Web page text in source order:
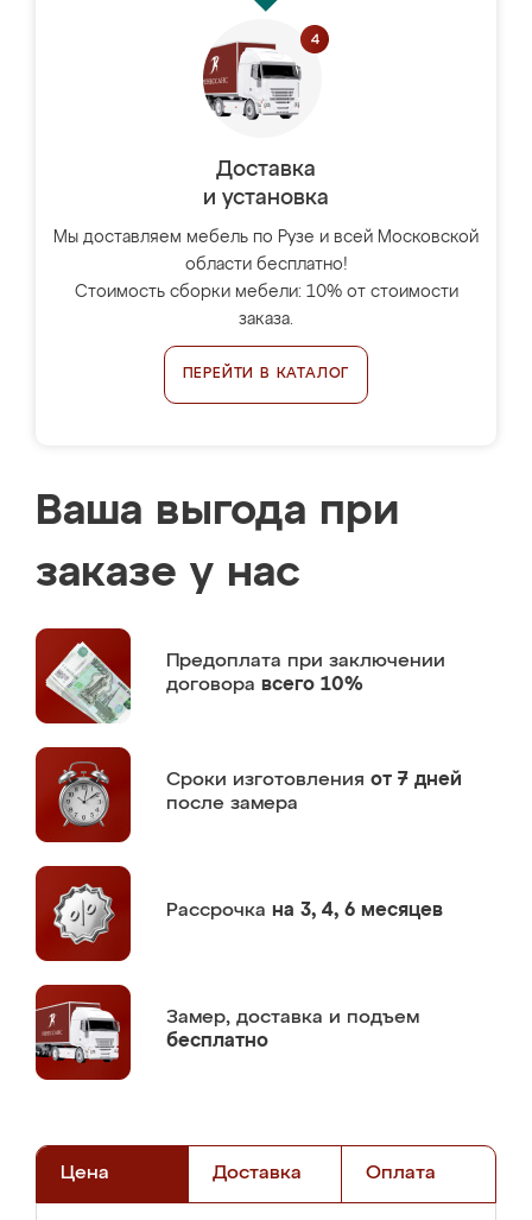
Доставка
и установка
Мы доставляем мебель по Рузе и всей Московской
области бесплатно!
Стоимость сборки мебели: 10% от стоимости
заказа.
ПЕРЕЙТИ В КАТАЛОГ
Ваша выгода при
заказе у нас
Предоплата при заключении
договора всего 10%
Сроки изготовления от 7 дней
после замера
Рассрочка на 3, 4, 6 месяцев
Замер, доставка и подъем
бесплатно
Цена Доставка Оплата